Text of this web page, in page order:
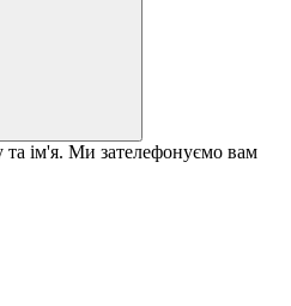
ім'я. Ми зателефонуємо вам